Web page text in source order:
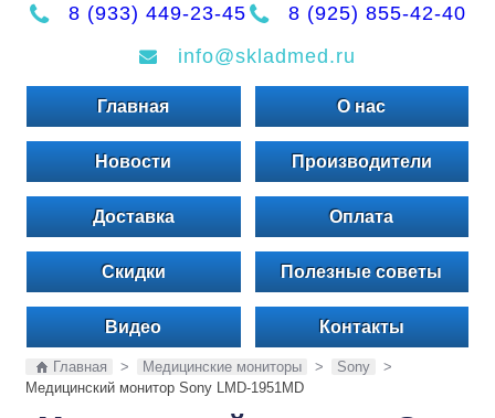
8 (933) 449-23-45
8 (925) 855-42-40
info@skladmed.ru
Главная О нас
Новости Производители
Доставка Оплата
Скидки Полезные советы
Видео Контакты
Главная > Медицинские мониторы > Sony
>
Медицинский монитор Sony LMD-1951MD